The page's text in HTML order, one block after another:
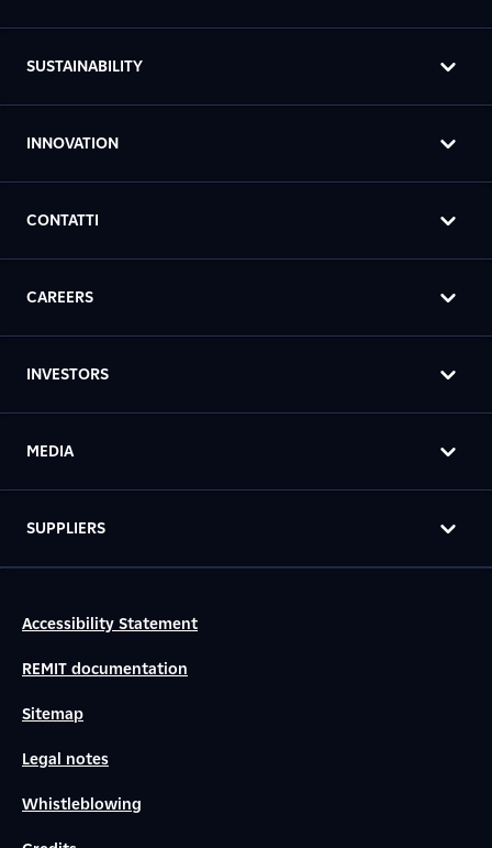
SUSTAINABILITY
INNOVATION
CONTATTI
CAREERS
INVESTORS
MEDIA
SUPPLIERS
Accessibility Statement
REMIT documentation
Sitemap
Legal notes
Whistleblowing